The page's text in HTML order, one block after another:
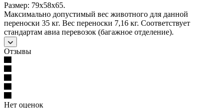
Размер: 79х58х65.
Максимально допустимый вес животного для данной
переноски 35 кг. Вес переноски 7,16 кг. Соответствует
стандартам авиа перевозок (багажное отделение).
Отзывы
Нет оценок